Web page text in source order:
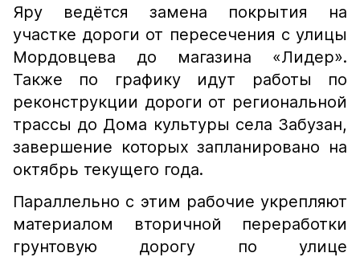
Яру ведётся замена покрытия на
участке дороги от пересечения с улицы
Мордовцева до магазина «Лидер».
Также по графику идут работы по
реконструкции дороги от региональной
трассы до Дома культуры села Забузан,
завершение которых запланировано на
октябрь текущего года.
Параллельно с этим рабочие укрепляют
материалом вторичной переработки
грунтовую дорогу по улице